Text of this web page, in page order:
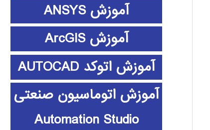
آموزش ANSYS
آموزش ArcGIS
آموزش اتوکد AUTOCAD
آموزش اتوماسیون صنعتی
Automation Studio